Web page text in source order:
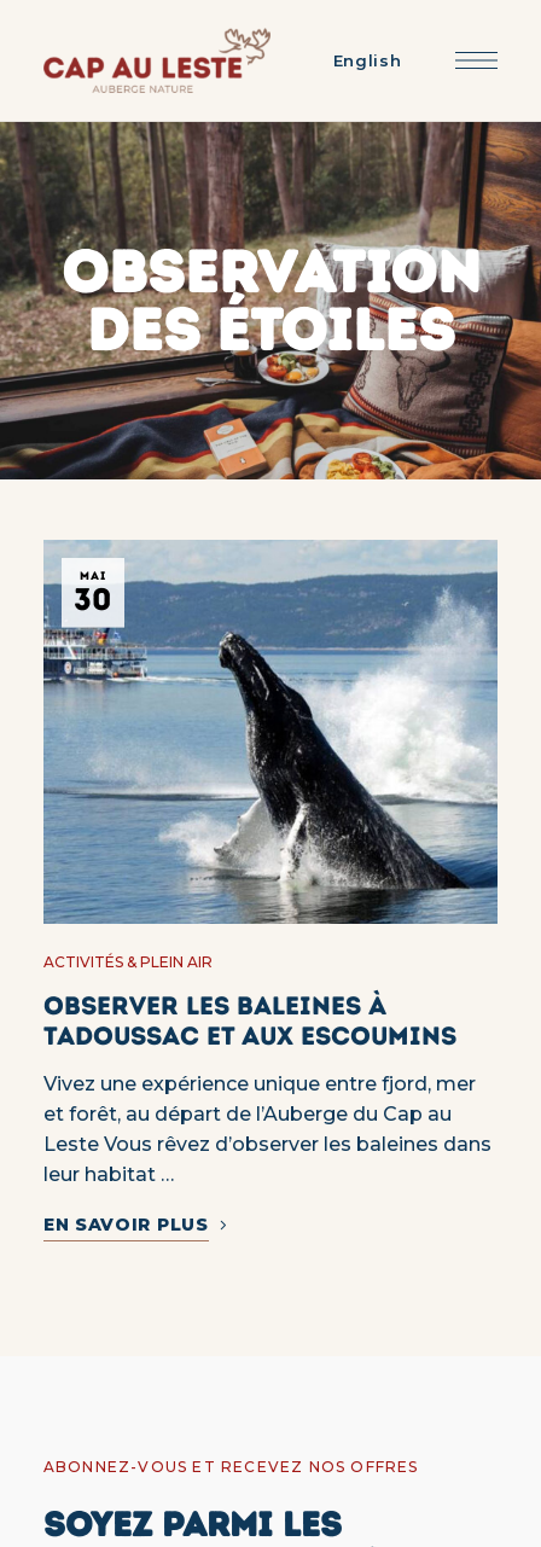
English
OBSERVATION
DES ÉTOILES
MAI
30
ACTIVITÉS & PLEIN AIR
Observer les baleines à
Tadoussac et aux Escoumins
Vivez une expérience unique entre fjord, mer
et forêt, au départ de l’Auberge du Cap au
Leste Vous rêvez d’observer les baleines dans
leur habitat …
EN SAVOIR PLUS
ABONNEZ-VOUS ET RECEVEZ NOS OFFRES
SOYEZ PARMI LES